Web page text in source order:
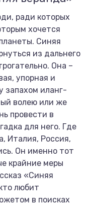
ради которых
хочется
Синяя
из дальнего
Она –
упорная и
запахом иланг-
волею или же
провести в
для него. Где
Италия, Россия,
Он именно тот
крайние меры
«Синяя
любит
в поисках